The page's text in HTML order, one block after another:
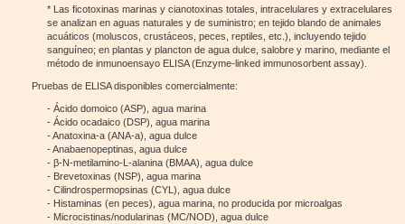
* Las ficotoxinas marinas y cianotoxinas totales, intracelulares y extracelulares
se analizan en aguas naturales y de suministro; en tejido blando de animales
acuáticos (moluscos, crustáceos, peces, reptiles, etc.), incluyendo tejido
sanguíneo; en plantas y plancton de agua dulce, salobre y marino, mediante el
método de inmunoensayo ELISA (Enzyme-linked immunosorbent assay).
Pruebas de ELISA disponibles comercialmente:
- Ácido domoico (ASP), agua marina
- Ácido ocadaico (DSP), agua marina
- Anatoxina-a (ANA-a), agua dulce
- Anabaenopeptinas, agua dulce
- β-N-metilamino-L-alanina (BMAA), agua dulce
- Brevetoxinas (NSP), agua marina
- Cilindrospermopsinas (CYL), agua dulce
- Histaminas (en peces), agua marina, no producida por microalgas
- Microcistinas/nodularinas (MC/NOD), agua dulce